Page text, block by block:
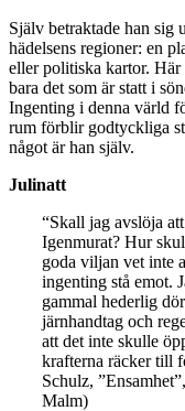
Själv betraktade han sig
hädelsens regioner: en
eller politiska kartor. Här
bara det som är statt i
Ingenting i denna värld
rum förblir godtyckliga
något är han själv.
Julinatt
“Skall jag avslöja
Igenmurat? Hur
goda viljan vet inte
ingenting stå emot.
gammal hederlig
järnhandtag och
att det inte skulle
krafterna räcker till
Schulz,
Malm)